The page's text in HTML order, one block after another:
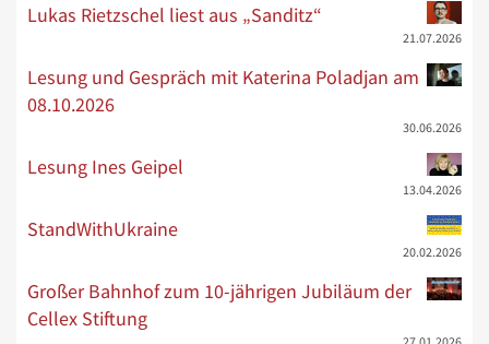
Lukas Rietzschel liest aus „Sanditz“
21.07.2026
Lesung und Gespräch mit Katerina Poladjan am
08.10.2026
30.06.2026
Lesung Ines Geipel
13.04.2026
StandWithUkraine
20.02.2026
Großer Bahnhof zum 10-jährigen Jubiläum der
Cellex Stiftung